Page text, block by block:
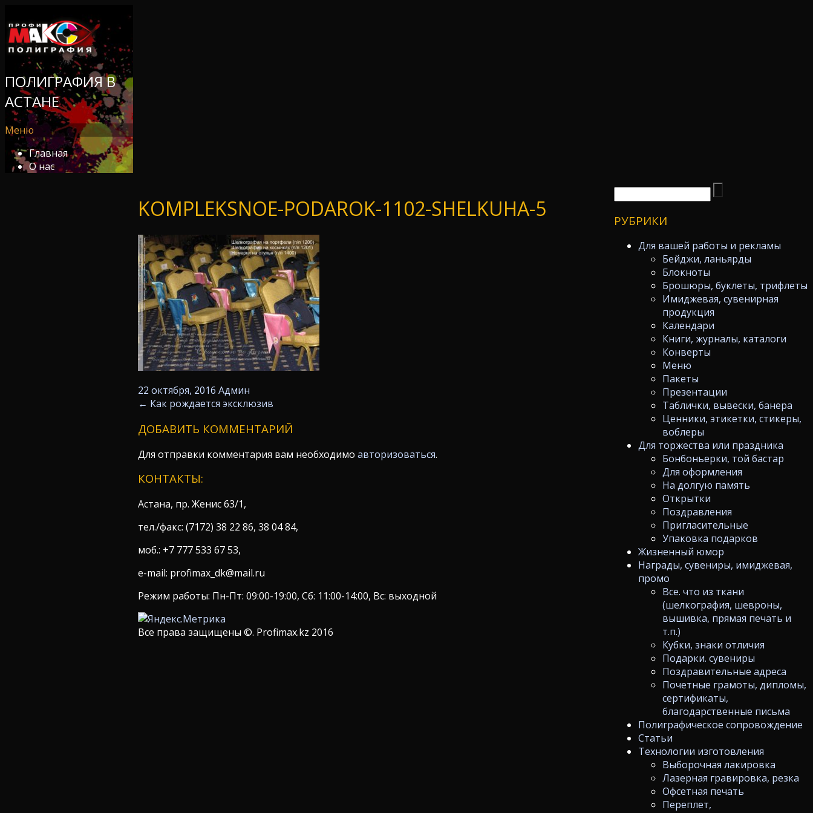
ПОЛИГРАФИЯ В
АСТАНЕ
Меню
Главная
О нас
РУБРИКИ
Для вашей работы и рекламы
Бейджи, ланьярды
Блокноты
Брошюры, буклеты, трифлеты
Имиджевая, сувенирная
продукция
Календари
Книги, журналы, каталоги
Конверты
Меню
Пакеты
Презентации
Таблички, вывески, банера
Ценники, этикетки, стикеры,
воблеры
Для торжества или праздника
Бонбоньерки, той бастар
Для оформления
На долгую память
Открытки
Поздравления
Пригласительные
Упаковка подарков
Жизненный юмор
Награды, сувениры, имиджевая,
промо
Все. что из ткани
(шелкография, шевроны,
вышивка, прямая печать и
т.п.)
Кубки, знаки отличия
Подарки. сувениры
Поздравительные адреса
Почетные грамоты, дипломы,
сертификаты,
благодарственные письма
Полиграфическое сопровождение
Статьи
Технологии изготовления
Выборочная лакировка
Лазерная гравировка, резка
Офсетная печать
Переплет,
KOMPLEKSNOE-PODAROK-1102-SHELKUHA-5
22 октября, 2016 Админ
← Как рождается эксклюзив
ДОБАВИТЬ КОММЕНТАРИЙ
Для отправки комментария вам необходимо авторизоваться.
КОНТАКТЫ:
Астана, пр. Женис 63/1,
тел./факс: (7172) 38 22 86, 38 04 84,
моб.: +7 777 533 67 53,
e-mail: profimax_dk@mail.ru
Режим работы: Пн-Пт: 09:00-19:00, Сб: 11:00-14:00, Вс: выходной
Все права защищены ©. Profimax.kz 2016